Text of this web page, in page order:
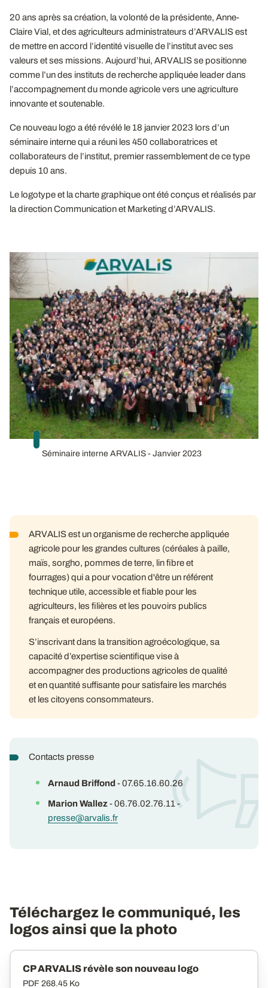
20 ans après sa création, la volonté de la présidente, Anne-
Claire Vial, et des agriculteurs administrateurs d’ARVALIS est
de mettre en accord l’identité visuelle de l’institut avec ses
valeurs et ses missions. Aujourd’hui, ARVALIS se positionne
comme l’un des instituts de recherche appliquée leader dans
l’accompagnement du monde agricole vers une agriculture
innovante et soutenable.
Ce nouveau logo a été révélé le 18 janvier 2023 lors d’un
séminaire interne qui a réuni les 450 collaboratrices et
collaborateurs de l’institut, premier rassemblement de ce type
depuis 10 ans.
Le logotype et la charte graphique ont été conçus et réalisés par
la direction Communication et Marketing d’ARVALIS.
Séminaire interne ARVALIS - Janvier 2023
ARVALIS est un organisme de recherche appliquée
agricole pour les grandes cultures (céréales à paille,
maïs, sorgho, pommes de terre, lin fibre et
fourrages) qui a pour vocation d'être un référent
technique utile, accessible et fiable pour les
agriculteurs, les filières et les pouvoirs publics
français et européens.
S’inscrivant dans la transition agroécologique, sa
capacité d’expertise scientifique vise à
accompagner des productions agricoles de qualité
et en quantité suffisante pour satisfaire les marchés
et les citoyens consommateurs.
Contacts presse
Arnaud Briffond - 07.65.16.60.26
Marion Wallez- 06.76.02.76.11 -
presse@arvalis.fr
Téléchargez le communiqué, les
logos ainsi que la photo
CP ARVALIS révèle son nouveau logo
PDF 268.45 Ko